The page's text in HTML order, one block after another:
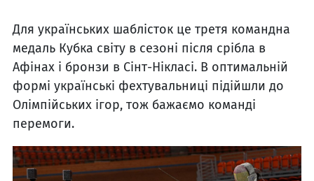
Для українських шаблісток це третя командна
медаль Кубка світу в сезоні після срібла в
Афінах і бронзи в Сінт-Нікласі. В оптимальній
формі українські фехтувальниці підійшли до
Олімпійських ігор, тож бажаємо команді
перемоги.